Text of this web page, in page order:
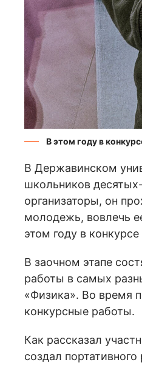
В этом году в
В Державинском
школьников
организаторы, он
молодежь, вовлечь
этом году в
В заочном этапе
работы в самых
«Физика». Во время
конкурсные работы.
Как рассказал
создал